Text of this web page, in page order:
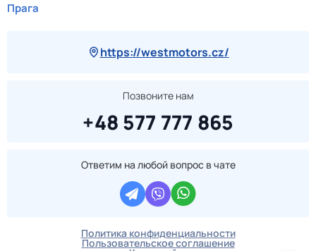
Прага
https://westmotors.cz/
Позвоните нам
+48 577 777 865
Ответим на любой вопрос в чате
Политика конфиденциальности
Пользовательское соглашение